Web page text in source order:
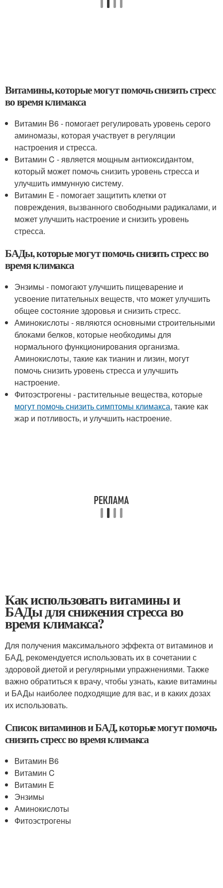
Витамины, которые могут помочь снизить стресс
во время климакса
Витамин B6 - помогает регулировать уровень серого
аминомазы, которая участвует в регуляции
настроения и стресса.
Витамин C - является мощным антиоксидантом,
который может помочь снизить уровень стресса и
улучшить иммунную систему.
Витамин E - помогает защитить клетки от
повреждения, вызванного свободными радикалами, и
может улучшить настроение и снизить уровень
стресса.
БАДы, которые могут помочь снизить стресс во
время климакса
Энзимы - помогают улучшить пищеварение и
усвоение питательных веществ, что может улучшить
общее состояние здоровья и снизить стресс.
Аминокислоты - являются основными строительными
блоками белков, которые необходимы для
нормального функционирования организма.
Аминокислоты, такие как тианин и лизин, могут
помочь снизить уровень стресса и улучшить
настроение.
Фитоэстрогены - растительные вещества, которые
могут помочь снизить симптомы климакса, такие как
жар и потливость, и улучшить настроение.
Как использовать витамины и
БАДы для снижения стресса во
время климакса?
Для получения максимального эффекта от витаминов и
БАД, рекомендуется использовать их в сочетании с
здоровой диетой и регулярными упражнениями. Также
важно обратиться к врачу, чтобы узнать, какие витамины
и БАДы наиболее подходящие для вас, и в каких дозах
их использовать.
Список витаминов и БАД, которые могут помочь
снизить стресс во время климакса
Витамин B6
Витамин C
Витамин E
Энзимы
Аминокислоты
Фитоэстрогены